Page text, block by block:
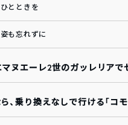
とときを
も忘れずに
マヌエーレ2世のガッレリアで
、乗り換えなしで行ける「コ